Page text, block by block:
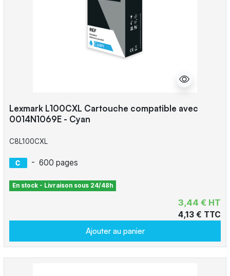
Lexmark L100CXL Cartouche compatible avec
0014N1069E - Cyan
C8L100CXL
- 600 pages
En stock - Livraison sous 24/48h
3,44 € HT
4,13 € TTC
Ajouter au panier